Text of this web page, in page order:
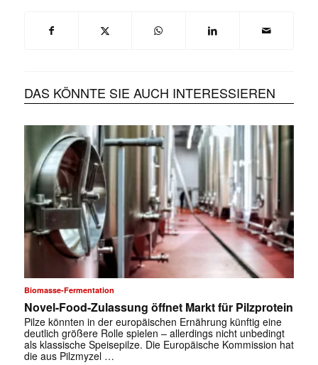
DAS KÖNNTE SIE AUCH INTERESSIEREN
Biomasse-Fermentation
Novel-Food-Zulassung öffnet Markt für Pilzprotein
Pilze könnten in der europäischen Ernährung künftig eine
deutlich größere Rolle spielen – allerdings nicht unbedingt
als klassische Speisepilze. Die Europäische Kommission hat
die aus Pilzmyzel …